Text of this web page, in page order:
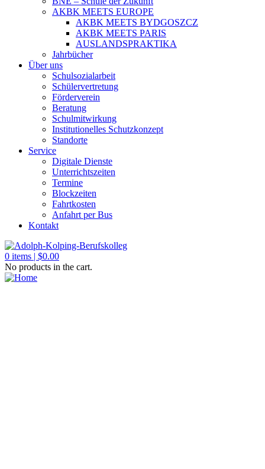
AKBK MEETS EUROPE
AKBK MEETS BYDGOSZCZ
AKBK MEETS PARIS
AUSLANDSPRAKTIKA
Jahrbücher
Über uns
Schulsozialarbeit
Schülervertretung
Förderverein
Beratung
Schulmitwirkung
Institutionelles Schutzkonzept
Standorte
Service
Digitale Dienste
Unterrichtszeiten
Termine
Blockzeiten
Fahrtkosten
Anfahrt per Bus
Kontakt
0 items | $0.00
No products in the cart.